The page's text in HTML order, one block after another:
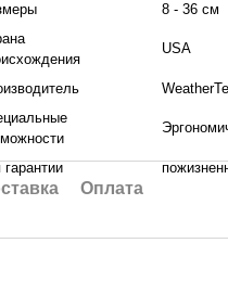
8 - 36 см
USA
гарантии
Оплата